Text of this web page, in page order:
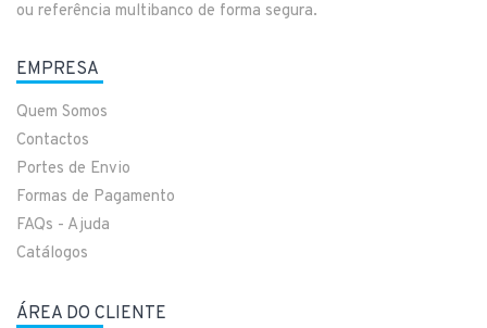
ou referência multibanco de forma segura.
EMPRESA
Quem Somos
Contactos
Portes de Envio
Formas de Pagamento
FAQs - Ajuda
Catálogos
ÁREA DO CLIENTE